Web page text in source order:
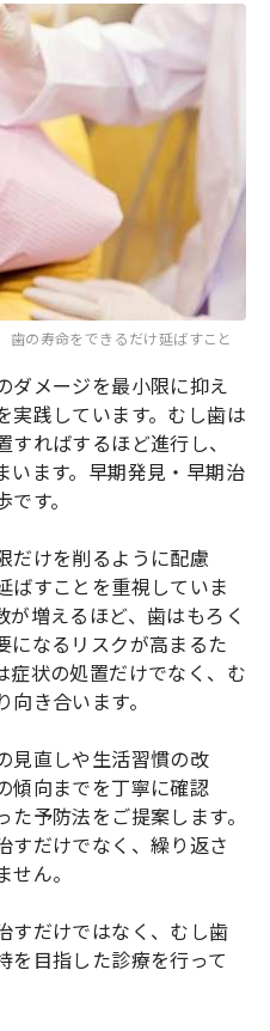
歯の寿命をできるだけ延ばすこと
ダメージを最小限に抑え
実践しています。むし歯は
ればするほど進行し、
います。早期発見・早期治
す。
だけを削るように配慮
ばすことを重視していま
増えるほど、歯はもろく
になるリスクが高まるた
症状の処置だけでなく、む
き合います。
見直しや生活習慣の改
傾向までを丁寧に確認
予防法をご提案します。
すだけでなく、繰り返さ
ん。
すだけではなく、むし歯
を目指した診療を行って